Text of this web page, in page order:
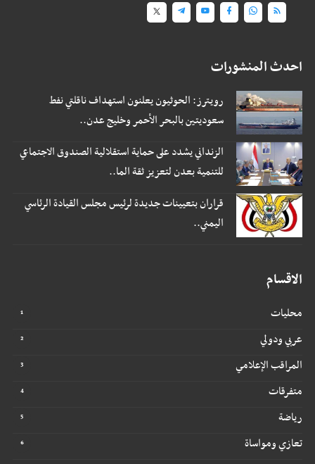
احدث المنشورات
رويترز: الحوثيون يعلنون استهداف ناقلتي نفط
سعوديتين بالبحر الأحمر وخليج عدن..
الزنداني يشدد على حماية استقلالية الصندوق الاجتماعي
للتنمية بعدن لتعزيز ثقة الما..
قراران بتعيينات جديدة لرئيس مجلس القيادة الرئاسي
اليمني..
الاقسام
محليات
عربي ودولي
المراقب الإعلامي
متفرقات
رياضة
تعازي ومواساة